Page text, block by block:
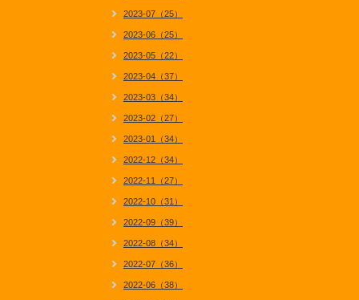
2023-07（25）
2023-06（25）
2023-05（22）
2023-04（37）
2023-03（34）
2023-02（27）
2023-01（34）
2022-12（34）
2022-11（27）
2022-10（31）
2022-09（39）
2022-08（34）
2022-07（36）
2022-06（38）